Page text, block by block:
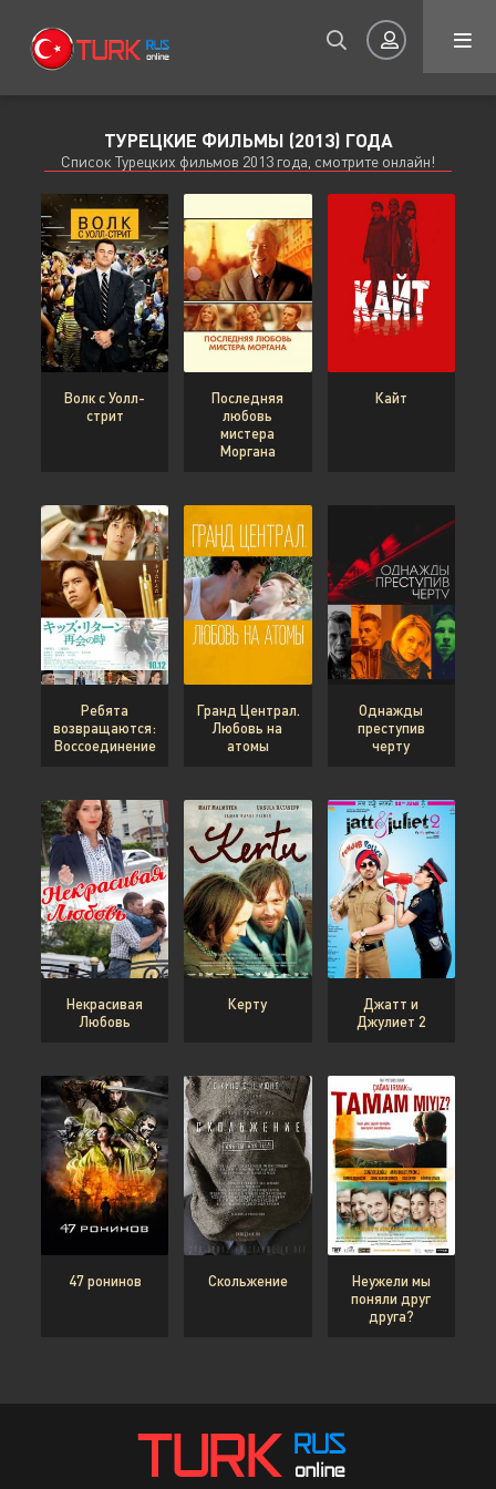
Авторизация
Запомнить
Регистрация
ТУРЕЦКИЕ ФИЛЬМЫ (2013) ГОДА
Список Турецких фильмов 2013 года, смотрите онлайн!
Волк с Уолл-
стрит
Последняя
любовь
мистера
Моргана
Кайт
Ребята
возвращаются:
Воссоединение
Гранд Централ.
Любовь на
атомы
Однажды
преступив
черту
Некрасивая
Любовь
Керту
Джатт и
Джулиет 2
47 ронинов Скольжение
Неужели мы
поняли друг
друга?